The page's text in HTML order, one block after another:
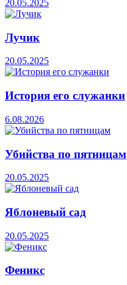
20.05.2025
Лучик
20.05.2025
История его служанки
6.08.2026
Убийства по пятницам
20.05.2025
Яблоневый сад
20.05.2025
Феникс